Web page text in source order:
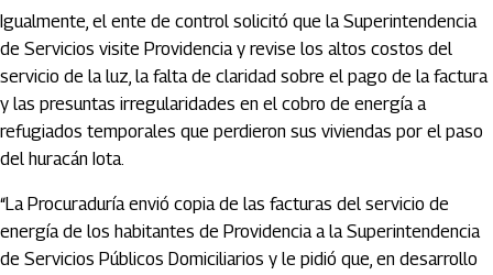
Igualmente, el ente de control solicitó que la Superintendencia
de Servicios visite Providencia y revise los altos costos del
servicio de la luz, la falta de claridad sobre el pago de la factura
y las presuntas irregularidades en el cobro de energía a
refugiados temporales que perdieron sus viviendas por el paso
del huracán Iota.
“La Procuraduría envió copia de las facturas del servicio de
energía de los habitantes de Providencia a la Superintendencia
de Servicios Públicos Domiciliarios y le pidió que, en desarrollo